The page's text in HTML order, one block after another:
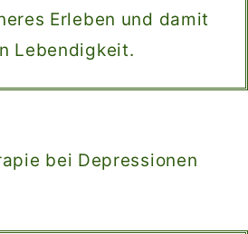
Erleben und damit
Lebendigkeit.